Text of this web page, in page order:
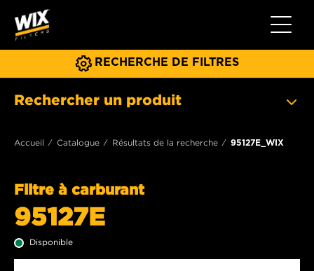
Toggle
RECHERCHE DE FILTRES
Rechercher un produit
Accueil Catalogue Résultats de la recherche 95127E_WIX
Filtre à carburant
95127E
Disponible